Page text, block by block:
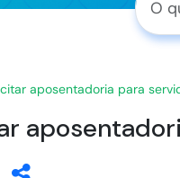
aposentadoria para